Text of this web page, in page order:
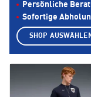
Persönliche
Sofortige